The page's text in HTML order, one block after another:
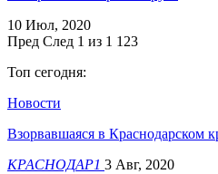
10 Июл, 2020
Пред След 1 из 1 123
Топ сегодня:
Новости
Взорвавшаяся в Краснодарском
КРАСНОДАР1 3 Авг, 2020